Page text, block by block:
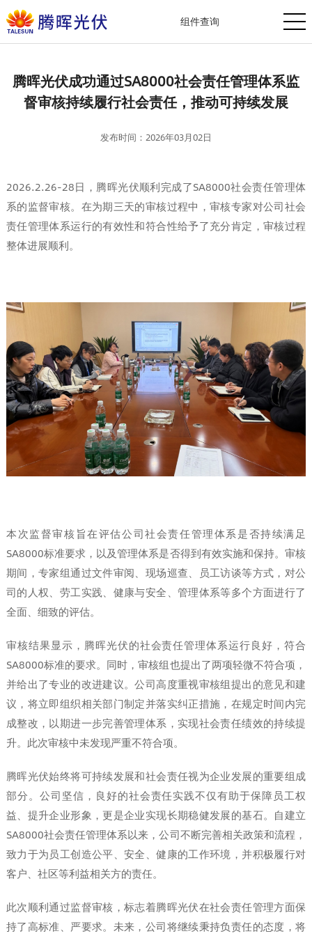
组件查询
腾晖光伏成功通过SA8000社会责任管理体系监
督审核持续履行社会责任，推动可持续发展
发布时间：2026年03月02日
2026.2.26-28日，腾晖光伏顺利完成了SA8000社会责任管理体
系的监督审核。在为期三天的审核过程中，审核专家对公司社会
责任管理体系运行的有效性和符合性给予了充分肯定，审核过程
整体进展顺利。
本次监督审核旨在评估公司社会责任管理体系是否持续满足
SA8000标准要求，以及管理体系是否得到有效实施和保持。审核
期间，专家组通过文件审阅、现场巡查、员工访谈等方式，对公
司的人权、劳工实践、健康与安全、管理体系等多个方面进行了
全面、细致的评估。
审核结果显示，腾晖光伏的社会责任管理体系运行良好，符合
SA8000标准的要求。同时，审核组也提出了两项轻微不符合项，
并给出了专业的改进建议。公司高度重视审核组提出的意见和建
议，将立即组织相关部门制定并落实纠正措施，在规定时间内完
成整改，以期进一步完善管理体系，实现社会责任绩效的持续提
升。此次审核中未发现严重不符合项。
腾晖光伏始终将可持续发展和社会责任视为企业发展的重要组成
部分。公司坚信，良好的社会责任实践不仅有助于保障员工权
益、提升企业形象，更是企业实现长期稳健发展的基石。自建立
SA8000社会责任管理体系以来，公司不断完善相关政策和流程，
致力于为员工创造公平、安全、健康的工作环境，并积极履行对
客户、社区等利益相关方的责任。
此次顺利通过监督审核，标志着腾晖光伏在社会责任管理方面保
持了高标准、严要求。未来，公司将继续秉持负责任的态度，将